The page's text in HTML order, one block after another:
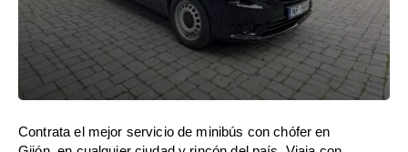
Contrata el mejor servicio de minibús con chófer en